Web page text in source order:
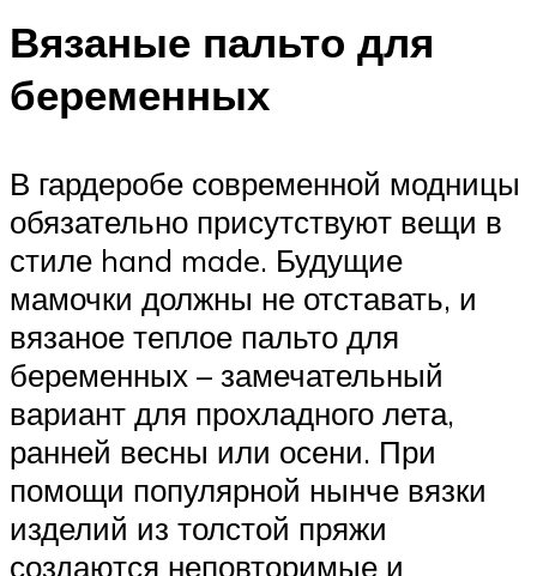
Вязаные пальто для
беременных
В гардеробе современной модницы
обязательно присутствуют вещи в
стиле hand made. Будущие
мамочки должны не отставать, и
вязаное теплое пальто для
беременных – замечательный
вариант для прохладного лета,
ранней весны или осени. При
помощи популярной нынче вязки
изделий из толстой пряжи
создаются неповторимые и